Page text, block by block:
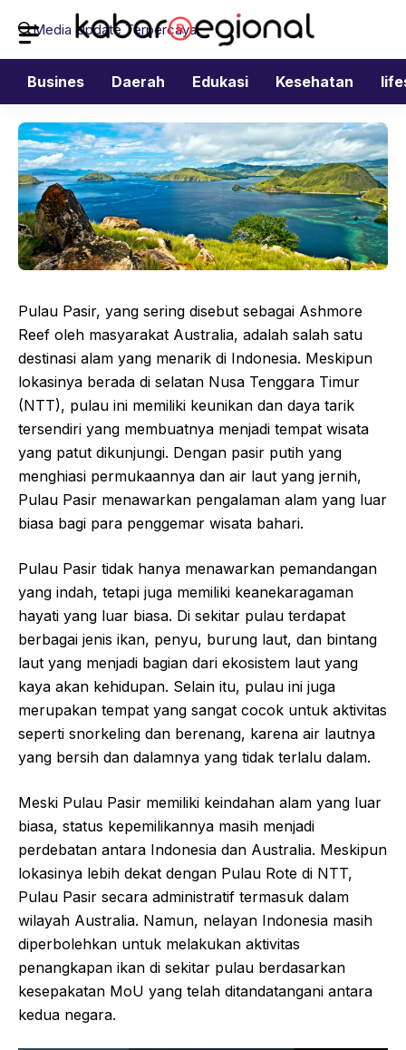
isi
Media Update Terpercaya
Busines Daerah Edukasi Kesehatan
Pulau Pasir, yang sering disebut sebagai Ashmore
Reef oleh masyarakat Australia, adalah salah satu
destinasi alam yang menarik di Indonesia. Meskipun
lokasinya berada di selatan Nusa Tenggara Timur
(NTT), pulau ini memiliki keunikan dan daya tarik
tersendiri yang membuatnya menjadi tempat wisata
yang patut dikunjungi. Dengan pasir putih yang
menghiasi permukaannya dan air laut yang jernih,
Pulau Pasir menawarkan pengalaman alam yang luar
biasa bagi para penggemar wisata bahari.
Pulau Pasir tidak hanya menawarkan pemandangan
yang indah, tetapi juga memiliki keanekaragaman
hayati yang luar biasa. Di sekitar pulau terdapat
berbagai jenis ikan, penyu, burung laut, dan bintang
laut yang menjadi bagian dari ekosistem laut yang
kaya akan kehidupan. Selain itu, pulau ini juga
merupakan tempat yang sangat cocok untuk aktivitas
seperti snorkeling dan berenang, karena air lautnya
yang bersih dan dalamnya yang tidak terlalu dalam.
Meski Pulau Pasir memiliki keindahan alam yang luar
biasa, status kepemilikannya masih menjadi
perdebatan antara Indonesia dan Australia. Meskipun
lokasinya lebih dekat dengan Pulau Rote di NTT,
Pulau Pasir secara administratif termasuk dalam
wilayah Australia. Namun, nelayan Indonesia masih
diperbolehkan untuk melakukan aktivitas
penangkapan ikan di sekitar pulau berdasarkan
kesepakatan MoU yang telah ditandatangani antara
kedua negara.